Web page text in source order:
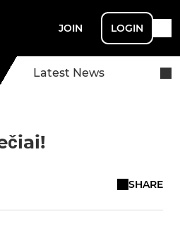
JOIN LOGIN
Latest News
SHARE